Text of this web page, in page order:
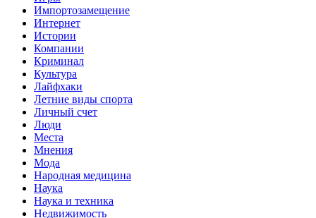
Импортозамещение
Интернет
Истории
Компании
Криминал
Культура
Лайфхаки
Летние виды спорта
Личный счет
Люди
Места
Мнения
Мода
Народная медицина
Наука
Наука и техника
Недвижимость